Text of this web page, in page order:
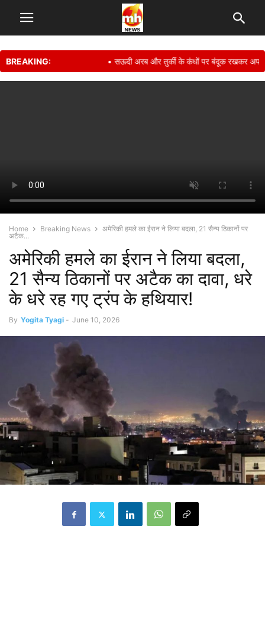
BREAKING: • सऊदी अरब और तुर्की के कंधों पर बंदूक रखकर अपनी
Home Breaking News
अमेरिकी हमले का ईरान ने लिया बदला, 21 सैन्य ठिकानों पर
अटैक...
अमेरिकी हमले का ईरान ने लिया बदला,
21 सैन्य ठिकानों पर अटैक का दावा, धरे
के धरे रह गए ट्रंप के हथियार!
By Yogita Tyagi - June 10, 2026